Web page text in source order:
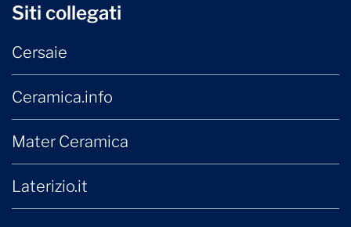
Siti collegati
Cersaie
Ceramica.info
Mater Ceramica
Laterizio.it